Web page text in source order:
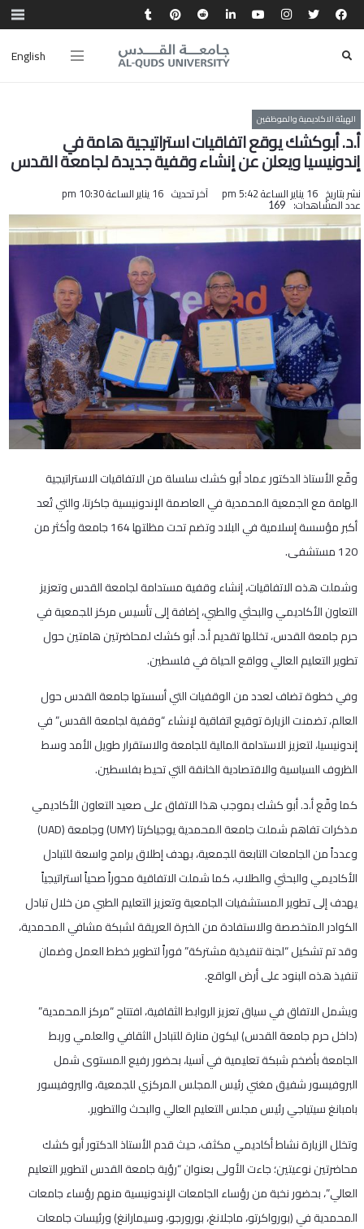
English
الهيئة الاكاديمية والموظفين
أ.د. أبوكشك يوقع اتفاقيات استراتيجية هامة في
إندونيسيا ويعلن عن إنشاء وقفية جديدة لجامعة القدس
نشر بتاريخ 16 يناير الساعة 5:42 pm آخر تحديث 16 يناير الساعة 10:30 pm
عدد المشاهدات: 169
وقّع الأستاذ الدكتور عماد أبو كشك سلسلة من الاتفاقيات الاستراتيجية
الهامة مع الجمعية المحمدية في العاصمة الإندونيسية جاكرتا، والتي تُعد
أكبر مؤسسة إسلامية في البلاد وتضم تحت مظلتها 164 جامعة وأكثر من
120 مستشفى.
وشملت هذه الاتفاقيات، إنشاء وقفية مستدامة لجامعة القدس وتعزيز
التعاون الأكاديمي والبحثي والطبي، إضافة إلى تأسيس مركز للجمعية في
حرم جامعة القدس، تخللها تقديم أ.د. أبو كشك لمحاضرتين هامتين حول
تطوير التعليم العالي وواقع الحياة في فلسطين.
وفي خطوة تضاف لعدد من الوقفيات التي أسستها جامعة القدس حول
العالم، تضمنت الزيارة توقيع اتفاقية لإنشاء “وقفية لجامعة القدس” في
إندونيسيا، لتعزيز الاستدامة المالية للجامعة والاستقرار طويل الأمد وسط
الظروف السياسية والاقتصادية الخانقة التي تحيط بفلسطين.
كما وقّع أ.د. أبو كشك بموجب هذا الاتفاق على صعيد التعاون الأكاديمي
مذكرات تفاهم شملت جامعة المحمدية يوجياكرتا (UMY) وجامعة (UAD)
وعدداً من الجامعات التابعة للجمعية، بهدف إطلاق برامج واسعة للتبادل
الأكاديمي والبحثي والطلاب، كما شملت الاتفاقية محوراً صحياً استراتيجياً
يهدف إلى تطوير المستشفيات الجامعية وتعزيز التعليم الطبي من خلال تبادل
الكوادر المتخصصة والاستفادة من الخبرة العريقة لشبكة مشافي المحمدية،
وقد تم تشكيل “لجنة تنفيذية مشتركة” فوراً لتطوير خطط العمل وضمان
تنفيذ هذه البنود على أرض الواقع.
ويشمل الاتفاق في سياق تعزيز الروابط الثقافية، افتتاح “مركز المحمدية”
(داخل حرم جامعة القدس) ليكون منارة للتبادل الثقافي والعلمي وربط
الجامعة بأضخم شبكة تعليمية في آسيا، بحضور رفيع المستوى شمل
البروفيسور شفيق مغني رئيس المجلس المركزي للجمعية، والبروفيسور
بامبانغ سيتياجي رئيس مجلس التعليم العالي والبحث والتطوير.
وتخلل الزيارة نشاط أكاديمي مكثف، حيث قدم الأستاذ الدكتور أبو كشك
محاضرتين نوعيتين؛ جاءت الأولى بعنوان “رؤية جامعة القدس لتطوير التعليم
العالي”، بحضور نخبة من رؤساء الجامعات الإندونيسية منهم رؤساء جامعات
المحمدية في (بورواكرتو، ماجلانغ، بورورجو، وسيمارانغ) ورئيسات جامعات